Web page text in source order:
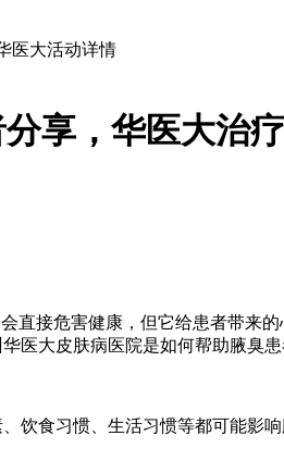
享，华医大治
接危害健康，但它给患者带来
医大皮肤病医院是如何帮助腋臭患
食习惯、生活习惯等都可能影